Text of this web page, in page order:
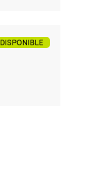
DISPONIBLE